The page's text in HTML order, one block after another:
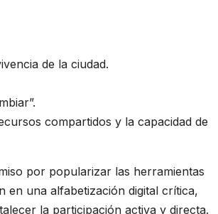
de la ciudad.
compartidos y la capacidad de
por popularizar las herramientas
en una alfabetización digital crítica,
la participación activa y directa.